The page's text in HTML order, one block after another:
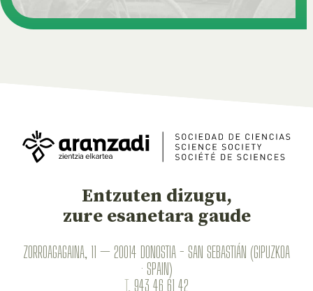
Entzuten dizugu,
zure esanetara gaude
ZORROAGAGAINA, 11 — 20014 DONOSTIA - SAN SEBASTIÁN (GIPUZKOA
· SPAIN)
T. 943 46 61 42